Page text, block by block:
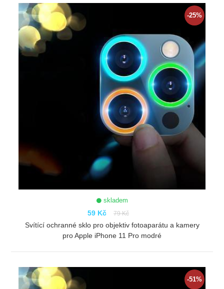
ZOBRAZIT
-25%
skladem
59 Kč 79 Kč
ZOBRAZIT
Svítící ochranné sklo pro objektiv fotoaparátu a kamery
pro Apple iPhone 11 Pro modré
-51%